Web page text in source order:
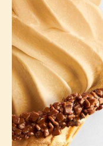
ZMRZLINA